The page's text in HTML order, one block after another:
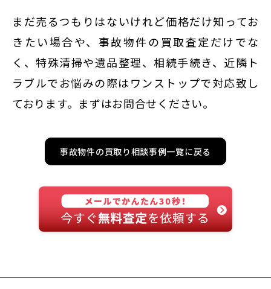
まだ売るつもりはないけれど価格だけ知ってお
きたい場合や、事故物件の買取査定だけでな
く、特殊清掃や遺品整理、相続手続き、近隣ト
ラブルでお悩みの際はワンストップで対応致し
ております。まずはお問合せください。
事故物件の買取り相談事例一覧に戻る